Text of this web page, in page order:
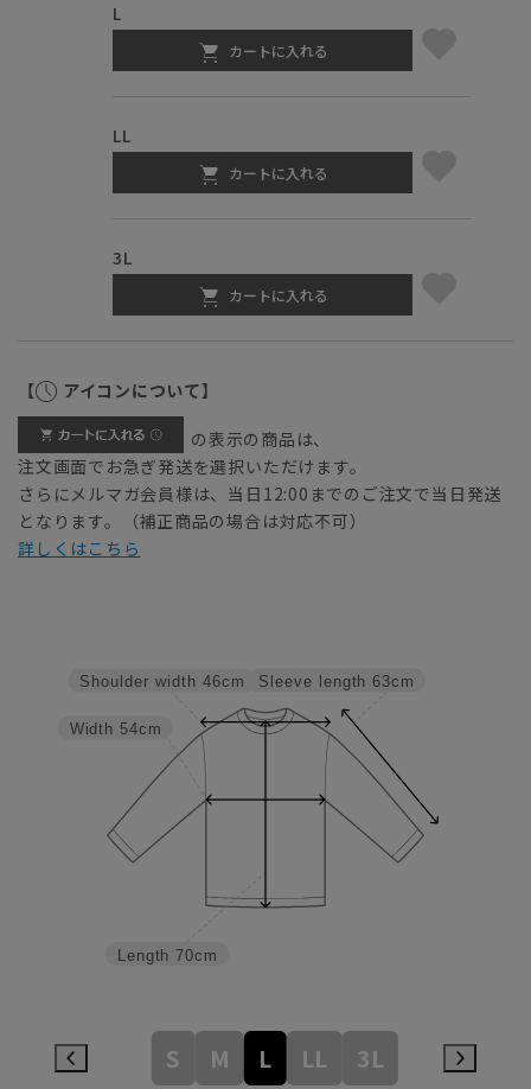
L
カートに入れる
LL
カートに入れる
3L
カートに入れる
【 アイコンについて】
の表示の商品は、
注文画面でお急ぎ発送を選択いただけます。
さらにメルマガ会員様は、当日12:00までのご注文で当日発送
となります。（補正商品の場合は対応不可）
詳しくはこちら
Sleeve length 63cm
Length 70cm
Width 54cm
Shoulder width 46cm
S M L LL 3L